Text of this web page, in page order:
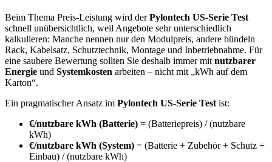
Beim Thema Preis-Leistung wird derPylontech US-Serie Test
schnell unübersichtlich, weil Angebote sehr unterschiedlich
kalkulieren: Manche nennen nur den Modulpreis, andere bündeln
Rack, Kabelsatz, Schutztechnik, Montage und Inbetriebnahme. Für
eine saubere Bewertung sollten Sie deshalb immer mit nutzbarer
Energie und Systemkosten arbeiten – nicht mit „kWh auf dem
Karton“.
Ein pragmatischer Ansatz im Pylontech US-Serie Test ist:
€/nutzbare kWh (Batterie) = (Batteriepreis) / (nutzbare
kWh)
€/nutzbare kWh (System) = (Batterie + Zubehör + Schutz +
Einbau) / (nutzbare kWh)